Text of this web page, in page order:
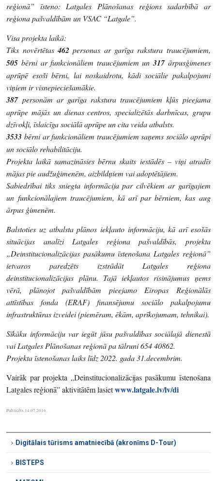
reģionā” īsteno: Latgales Plānošanas reģions sadarbībā ar
reģiona pašvaldībām un VSAC “Latgale”.
Visa projekta laikā:
Tiks novērtētas462 personas ar garīga rakstura traucējumiem,
505 bērni ar funkcionāliem traucējumiem un317ārpusģimenes
aprūpē esoši bērni, lai noskaidrotu, kādi sociālie pakalpojumi
viņiem ir visnepieciešamākie.
387personām ar garīga rakstura traucējumiem kļūs pieejama
aprūpe mājās un dienas centros, specializētās darbnīcas, grupu
dzīvokļi, īslaicīga sociālā aprūpe un cita veida atbalsts.
3533 bērni ar funkcionāliem traucējumiem saņems sociālo aprūpi
un sociālo rehabilitāciju.
Projekta laikā samazināsies bērnu skaits iestādēs – viņi atradīs
mājas pie audžuģimenēm, aizbildņiem vai adoptētājiem.
Sabiedrībai tiks sniegta informācija par cilvēkiem ar garīgajiem
un funkcionālajiem traucējumiem, kā arī par bērniem, kas aug
ārpus ģimenēm.
Balstoties uz atbalsta plānos iekļauto informāciju, kā arī esošās
situācijas analīzi Latgales reģiona pašvaldībās, projekta
„Deinstitucionalizācijas pasākumu īstenošana Latgales reģionā”
ietvaros paredzēts izstrādāt Latgales reģiona
deinstitucionalizācijas plānu. Tajā iekļautos risinājumus ņems
vērā, plānojot pašvaldībām pieejamo Eiropas Reģionālās
attīstības fonda (ERAF) finansējumu sociālo pakalpojumu
infrastruktūras izveidei (piemēram, ēkām, aprīkojumam, tehnikai).
Sīkāku informāciju var iegūt jūsu pašvaldības sociālajā dienestā
vai Latgales Plānošanas reģionā pa tālruni 654 40862.
Projekta īstenošanas laiks līdz 2022. gada 31.decembrim.
Vairāk par projekta „Deinstitucionalizācijas pasākumu īstenošana
Latgales reģionā” aktivitātēm lasietwww.latgale.lv/lv/di
Publicēts 14.07.2016.
Digitālais tūrisms amatniecībā (akronīms D-Tour)
BISTEPS